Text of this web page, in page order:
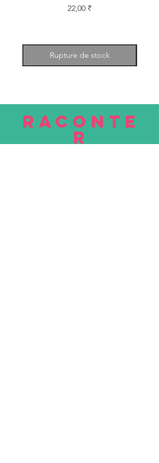
Prix
22,00 ₹
Rupture de stock
RACONTE
R